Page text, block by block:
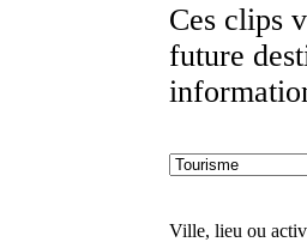
Ces clips
future
Ville, lieu ou